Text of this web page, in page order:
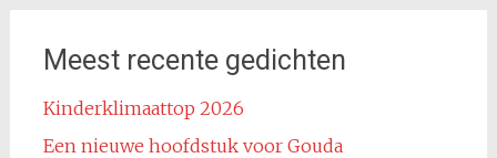
Meest recente gedichten
Kinderklimaattop 2026
Een nieuwe hoofdstuk voor Gouda